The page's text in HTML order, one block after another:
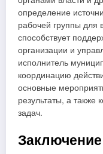
определение
рабочей группы для
способствует
организации и
исполнитель
координацию
основные
результаты, а также
задач.
Заключение